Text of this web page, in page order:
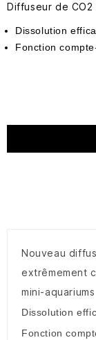
Diffuseur de
Dissolution
Fonction
Nouveau
extrêmement
mini-aquariums
Dissolution
Fonction